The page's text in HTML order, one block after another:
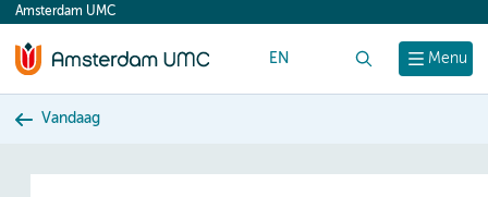
content
Menu
Amsterdam UMC
EN
Vandaag